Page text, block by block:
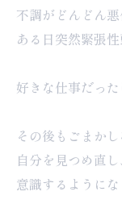
不調がどんどん
ある日突然緊張
好きな仕事だっ
その後もごまか
自分を見つめ直
意識するように